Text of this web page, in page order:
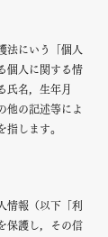
法にいう「個人
個人に関する情
氏名，生年月
他の記述等によ
指します。
情報（以下「利
保護し，その信